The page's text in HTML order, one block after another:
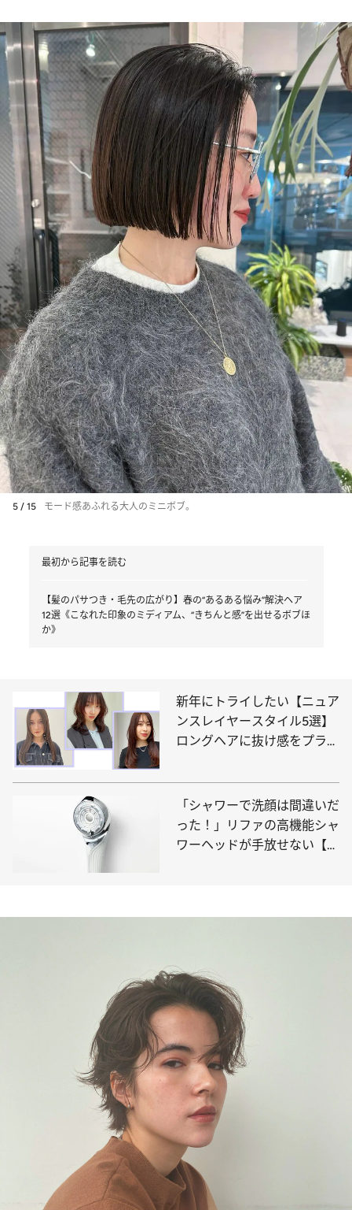
5 / 15 モード感あふれる大人のミニボブ。
最初から記事を読む
【髪のパサつき・毛先の広がり】春の“あるある悩み”解決ヘア
12選《こなれた印象のミディアム、“きちんと感”を出せるボブほ
か》
新年にトライしたい【ニュア
ンスレイヤースタイル5選】
ロングヘアに抜け感をプラス
「シャワーで洗顔は間違いだ
った！」リファの高機能シャ
ワーヘッドが手放せない【私